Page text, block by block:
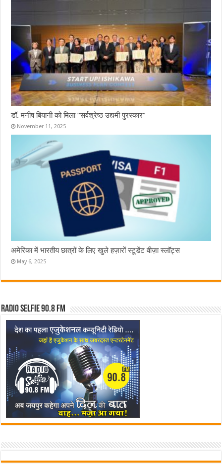
डॉ. मनीष बियानी को मिला “सर्वश्रेष्ठ उद्यमी पुरस्कार”
November 11, 2025
अमेरिका में भारतीय छात्रों के लिए खुले हज़ारों स्टूडेंट वीज़ा स्लॉट्स
May 6, 2025
Radio Selfie 90.8 FM